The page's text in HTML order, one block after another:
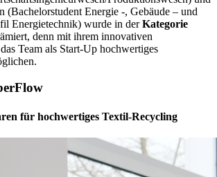
(Bachelorstudent Energie -, Gebäude – und
Energietechnik) wurde in derKategorie
denn mit ihrem innovativen
Team als Start-Up hochwertiges
für hochwertiges Textil-Recycling